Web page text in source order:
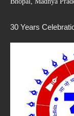
30 Years